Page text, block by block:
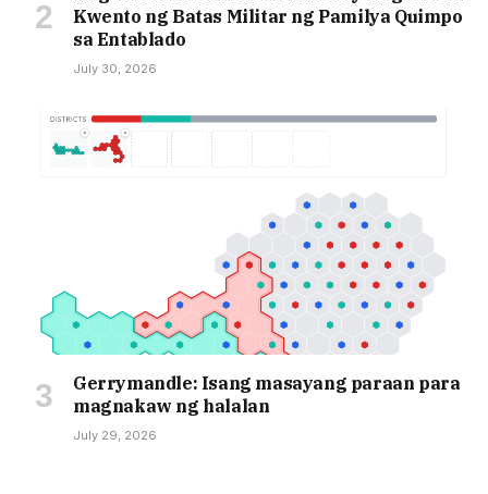
Kwento ng Batas Militar ng Pamilya Quimpo
sa Entablado
July 30, 2026
Gerrymandle: Isang masayang paraan para
magnakaw ng halalan
July 29, 2026